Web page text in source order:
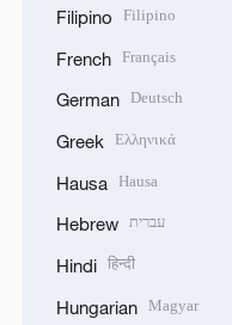
Filipino Filipino
French Français
German Deutsch
Greek Ελληνικά
Hausa Hausa
Hebrew עברית
Hindi हिन्दी
Hungarian Magyar